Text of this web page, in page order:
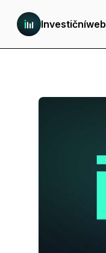
Investičníweb